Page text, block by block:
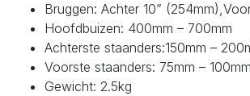
Bruggen: Achter 10”
Hoofdbuizen: 400mm – 700mm
Achterste staanders:150mm –
Voorste staanders: 75mm – 100mm
Gewicht: 2.5kg